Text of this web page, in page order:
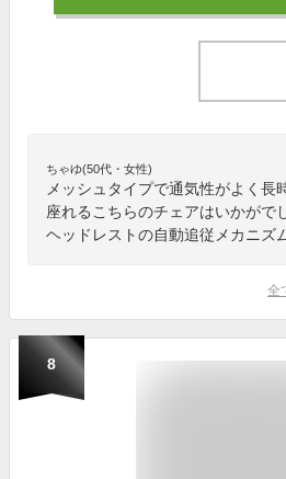
ちゃゆ(50代・女性)
メッシュタイプで通気性がよく長
座れるこちらのチェアはいかがで
ヘッドレストの自動追従メカニズ
全
8